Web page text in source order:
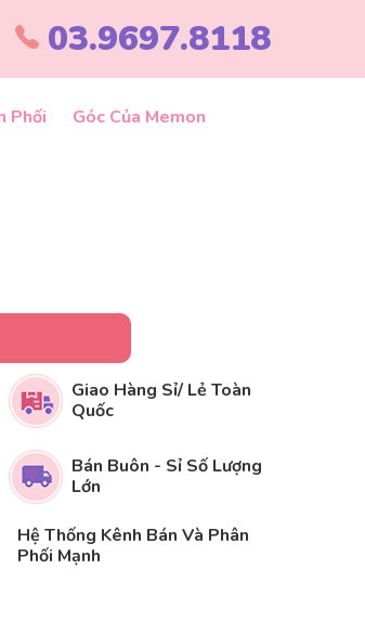
03.9697.8118
Phối Góc Của Memon
Giao Hàng Sỉ/ Lẻ Toàn
Quốc
Bán Buôn - Sỉ Số Lượng
Lớn
Hệ Thống Kênh Bán Và Phân
Phối Mạnh